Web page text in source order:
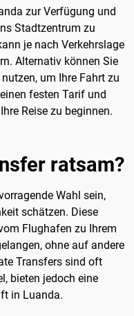
zur Verfügung und
Stadtzentrum zu
je nach Verkehrslage
Alternativ können Sie
um Ihre Fahrt zu
festen Tarif und
Reise zu beginnen.
ratsam?
Wahl sein,
schätzen. Diese
Flughafen zu Ihrem
ohne auf andere
Transfers sind oft
bieten jedoch eine
in Luanda.